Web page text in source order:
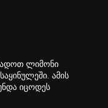
ლიმონი
ამის
იცოდეს